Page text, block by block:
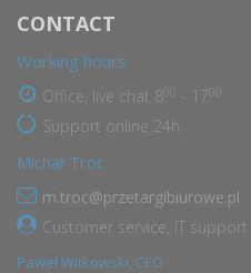
CONTACT
Working hours
Office, live chat 8 - 17
Support online 24h
Michał Troc
m.troc@przetargibiurowe.pl
Customer service, IT support.
Paweł Witkowski, CEO